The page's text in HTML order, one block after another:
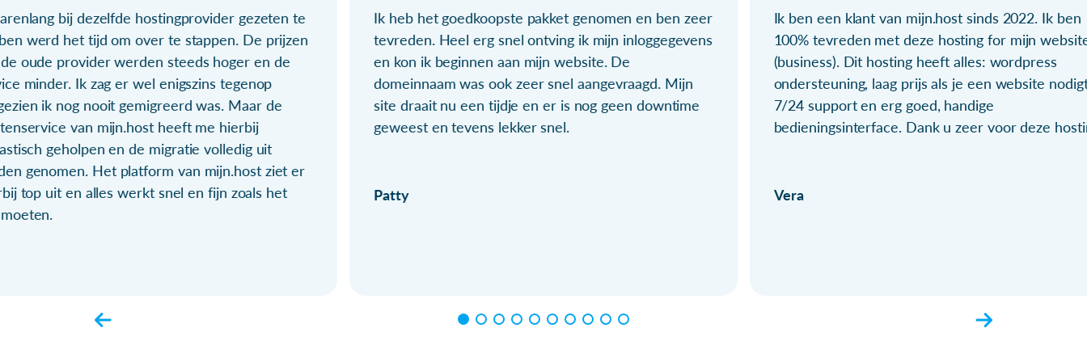
bij dezelfde hostingprovider gezeten te
werd het tijd om over te stappen. De prijzen
oude provider werden steeds hoger en de
minder. Ik zag er wel enigszins tegenop
ik nog nooit gemigreerd was. Maar de
van mijn.host heeft me hierbij
geholpen en de migratie volledig uit
genomen. Het platform van mijn.host ziet er
top uit en alles werkt snel en fijn zoals het
Ik heb het goedkoopste pakket genomen en ben zeer
tevreden. Heel erg snel ontving ik mijn inloggegevens
en kon ik beginnen aan mijn website. De
domeinnaam was ook zeer snel aangevraagd. Mijn
site draait nu een tijdje en er is nog geen downtime
geweest en tevens lekker snel.
Patty
Ik ben een klant van mijn.host sinds 2022. Ik ben
100% tevreden met deze hosting for mijn
(business). Dit hosting heeft alles: wordpress
ondersteuning, laag prijs als je een website
7/24 support en erg goed, handige
bedieningsinterface. Dank u zeer voor deze
Vera